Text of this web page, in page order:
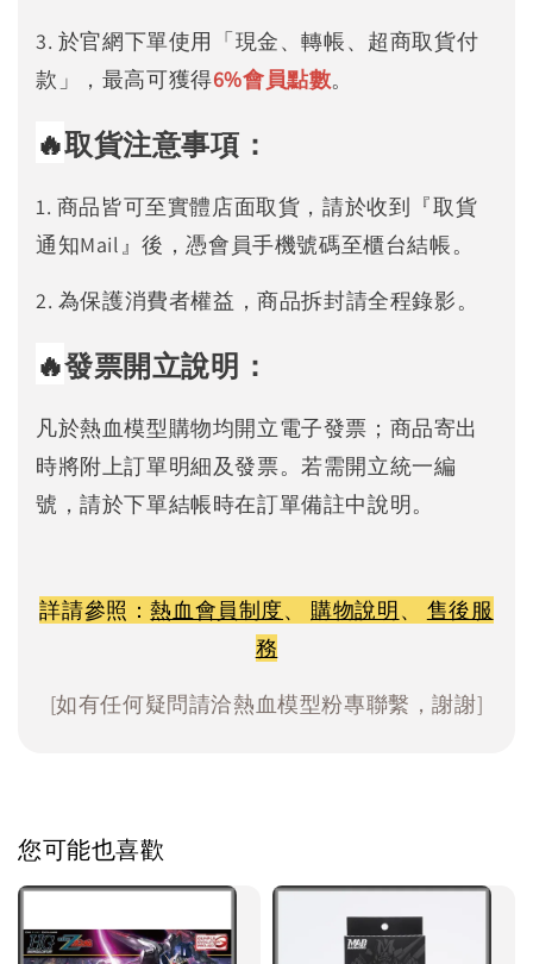
3. 於官網下單使用「現金、轉帳、超商取貨付
款」，最高可獲得6%會員點數。
🔥取貨注意事項：
1. 商品皆可至實體店面取貨，請於收到『取貨
通知Mail』後，憑會員手機號碼至櫃台結帳。
2. 為保護消費者權益，商品拆封請全程錄影。
🔥發票開立說明：
凡於熱血模型購物均開立電子發票；商品寄出
時將附上訂單明細及發票。若需開立統一編
號，請於下單結帳時在訂單備註中說明。
詳請參照：熱血會員制度、 購物說明、 售後服
務
[如有任何疑問請洽熱血模型粉專聯繫，謝謝]
您可能也喜歡